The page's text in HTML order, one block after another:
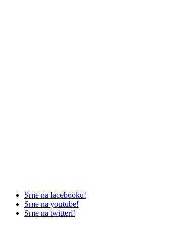
Sme na facebooku!
Sme na youtube!
Sme na twitteri!